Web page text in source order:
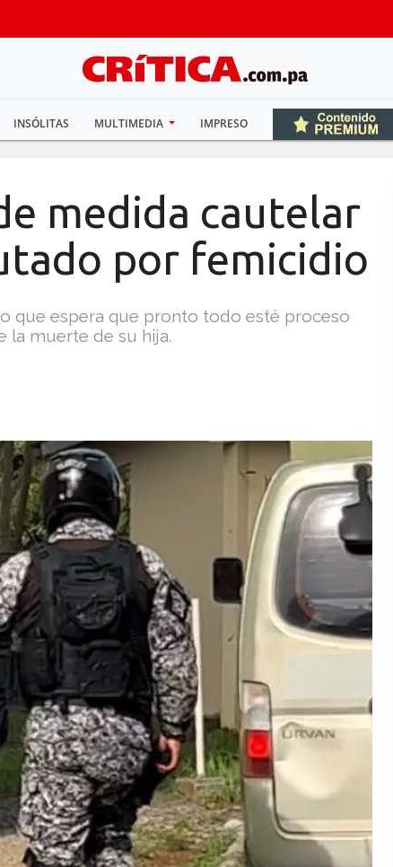
INSÓLITAS MULTIMEDIA IMPRESO
medida cautelar
por femicidio
que espera que pronto todo esté proceso
la muerte de su hija.